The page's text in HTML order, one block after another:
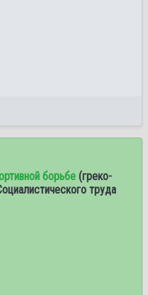
борьбе (греко-
труда